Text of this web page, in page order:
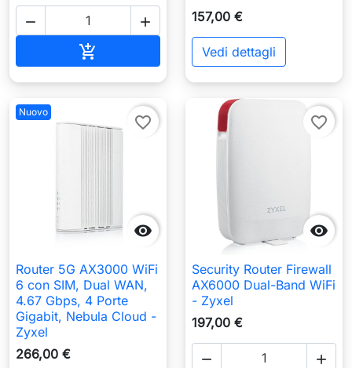
 
 Aggiungi al carrello
157,00 €
Vedi dettagli
Nuovo

favorite_border
Router 5G AX3000 WiFi
6 con SIM, Dual WAN,
4.67 Gbps, 4 Porte
Gigabit, Nebula Cloud -
Zyxel
266,00 €

favorite_border
Security Router Firewall
AX6000 Dual-Band WiFi
- Zyxel
197,00 €
 